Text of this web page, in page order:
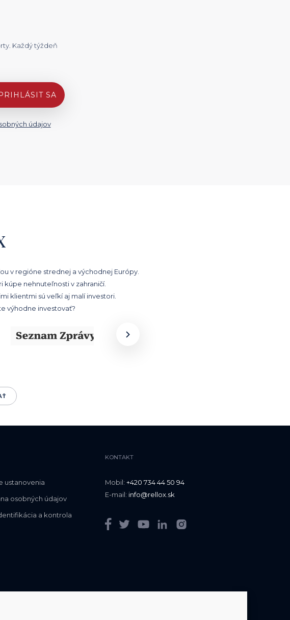
Každý týždeň
SA
údajov
v regióne strednej a východnej Európy.
kúpe nehnuteľnosti v zahraničí.
klientmi sú veľkí aj malí investori.
výhodne investovať?
ustanovenia
osobných údajov
a kontrola
KONTAKT
Mobil: +420 734 44 50 94
E-mail: info@rellox.sk